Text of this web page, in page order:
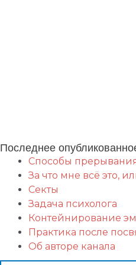
Последнее
Способы прерывания
За что мне всё это,
Секты
Задача психолога
Контейнирование
Практика после
Об авторе канала